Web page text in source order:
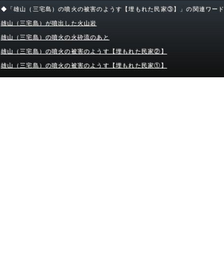
◆「雄山（三宅島）の噴火の被害のようす【埋もれた民家③】」の関連ワード
雄山（三宅島）が噴出した火山岩
雄山（三宅島）の噴火の火砕流のあと
雄山（三宅島）の噴火の被害のようす【埋もれた民家②】
雄山（三宅島）の噴火の被害のようす【埋もれた民家①】